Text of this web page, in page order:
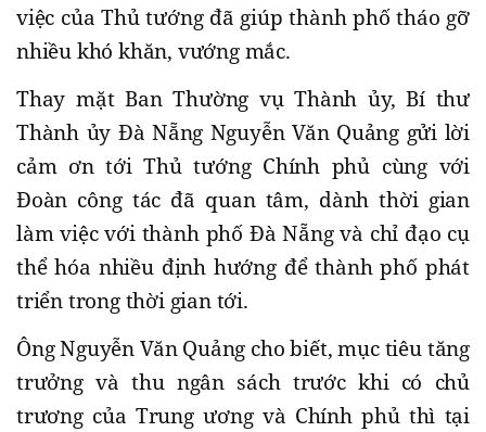
việc của Thủ tướng đã giúp thành phố tháo gỡ
nhiều khó khăn, vướng mắc.
Thay mặt Ban Thường vụ Thành ủy, Bí thư
Thành ủy Đà Nẵng Nguyễn Văn Quảng gửi lời
cảm ơn tới Thủ tướng Chính phủ cùng với
Đoàn công tác đã quan tâm, dành thời gian
làm việc với thành phố Đà Nẵng và chỉ đạo cụ
thể hóa nhiều định hướng để thành phố phát
triển trong thời gian tới.
Ông Nguyễn Văn Quảng cho biết, mục tiêu tăng
trưởng và thu ngân sách trước khi có chủ
trương của Trung ương và Chính phủ thì tại